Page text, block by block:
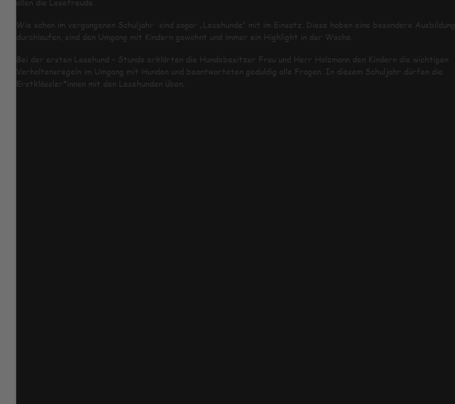
allen die Lesefreude.
Wie schon im vergangenen Schuljahr sind sogar „Lesehunde“ mit im Einsatz. Diese haben eine besondere Ausbildung
durchlaufen, sind den Umgang mit Kindern gewohnt und immer ein Highlight in der Woche.
Bei der ersten Lesehund – Stunde erklärten die Hundebesitzer Frau und Herr Holzmann den Kindern die wichtigen
Verhaltensregeln im Umgang mit Hunden und beantworteten geduldig alle Fragen. In diesem Schuljahr dürfen die
Erstklässler*innen mit den Lesehunden üben.